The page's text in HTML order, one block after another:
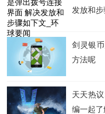
发放和
剑灵银
方法呢
天天热
编一起